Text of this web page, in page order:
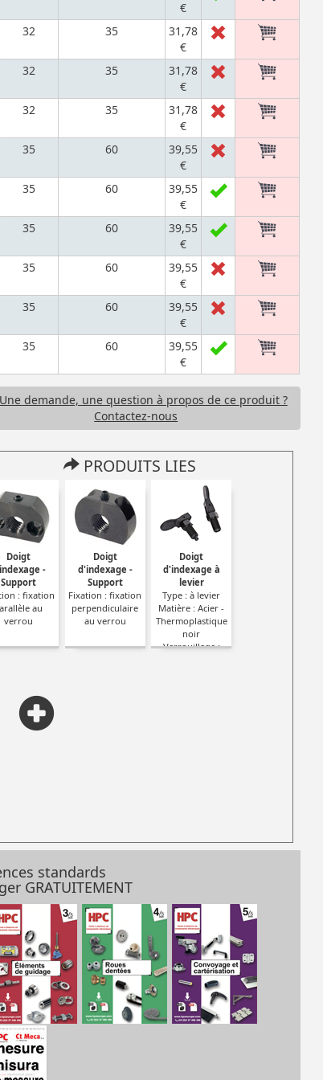
€
32 35
31,78
€
32 35
31,78
€
32 35
31,78
€
35 60
39,55
€
35 60
39,55
€
35 60
39,55
€
35 60
39,55
€
35 60
39,55
€
35 60
39,55
€
demande, une question à propos de ce produit ?
Contactez-nous
PRODUITS LIES
Doigt
-
Support
: fixation
au
verrou
Doigt
d'indexage -
Support
Fixation : fixation
perpendiculaire
au verrou
Doigt
d'indexage à
levier
Type : à levier
Matière : Acier -
Thermoplastique
noir
Verrouillage :
standards
GRATUITEMENT